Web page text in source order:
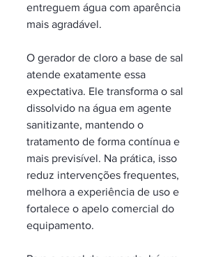
entreguem água com aparência
mais agradável.
O gerador de cloro a base de sal
atende exatamente essa
expectativa. Ele transforma o sal
dissolvido na água em agente
sanitizante, mantendo o
tratamento de forma contínua e
mais previsível. Na prática, isso
reduz intervenções frequentes,
melhora a experiência de uso e
fortalece o apelo comercial do
equipamento.